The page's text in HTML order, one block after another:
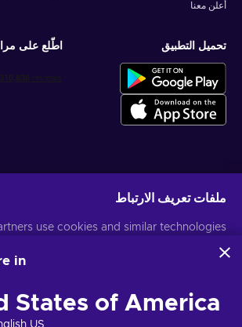
أعلن معنا
تحميل التطبيق اطّلع على
ملفات تعريف الارتباط
use cookies and similar technologies
use this information to enhance content,
may also be used for ads personalization.
all', you consent to the use of these
and its partners. You can adjust your
in
States of America
US